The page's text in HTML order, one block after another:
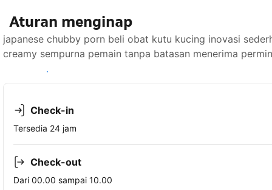
Aturan menginap
japanese chubby porn beli obat kutu kucing inovasi
creamy sempurna pemain tanpa batasan menerima
Lihat ketersediaan
Check-in
Tersedia 24 jam
Check-out
Dari 00.00 sampai 10.00